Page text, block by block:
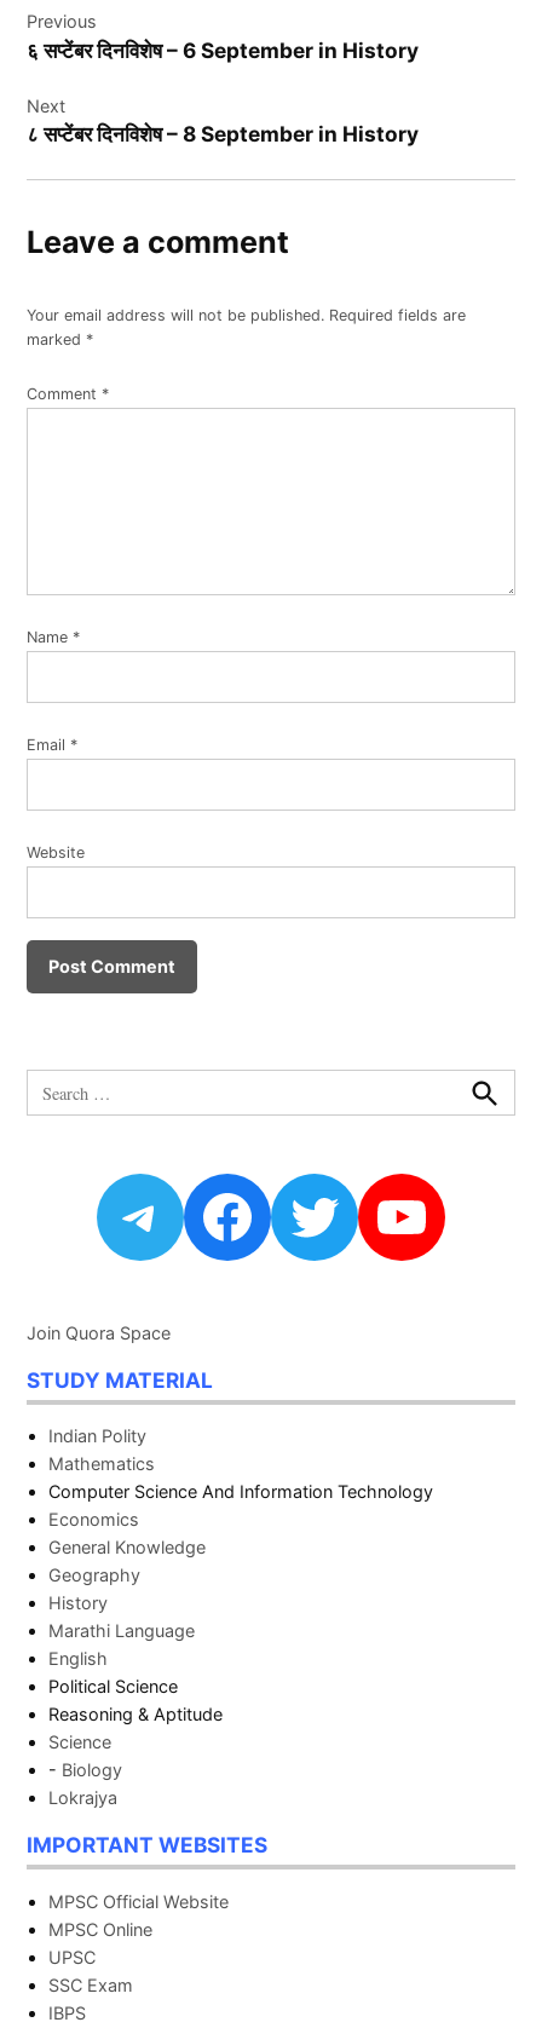
navigation
Previous
६ सप्टेंबर दिनविशेष – 6 September in History
Next
८ सप्टेंबर दिनविशेष – 8 September in History
Leave a comment
Your email address will not be published. Required fields are
marked *
Comment *
Name *
Email *
Website
for:
Search
Telegram
Facebook
Twitter
Join Quora Space
STUDY MATERIAL
Indian Polity
Mathematics
Computer Science And Information Technology
Economics
General Knowledge
Geography
History
Marathi Language
English
Political Science
Reasoning & Aptitude
Science
- Biology
Lokrajya
IMPORTANT WEBSITES
MPSC Official Website
MPSC Online
UPSC
SSC Exam
IBPS